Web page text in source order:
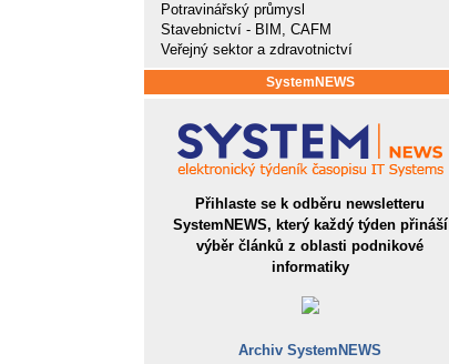
Potravinářský průmysl
Stavebnictví - BIM, CAFM
Veřejný sektor a zdravotnictví
SystemNEWS
Přihlaste se k odběru newsletteru
SystemNEWS, který každý týden přináší
výběr článků z oblasti podnikové
informatiky
Archiv SystemNEWS